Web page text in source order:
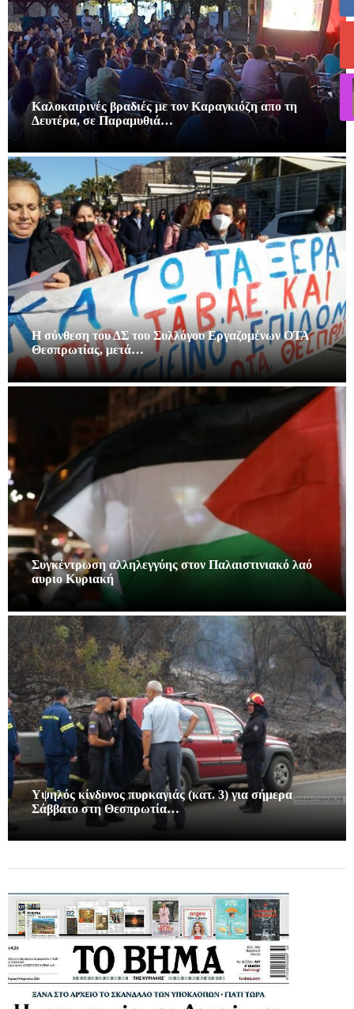
Καλοκαιρινές βραδιές με τον Καραγκιόζη απο τη
Δευτέρα, σε Παραμυθιά…
Η σύνθεση του ΔΣ του Συλλόγου Εργαζομένων ΟΤΑ
Θεσπρωτίας, μετά…
Συγκέντρωση αλληλεγγύης στον Παλαιστινιακό λαό
αυριο Κυριακή
Υψηλός κίνδυνος πυρκαγιάς (κατ. 3) για σήμερα
Σάββατο στη Θεσπρωτία…